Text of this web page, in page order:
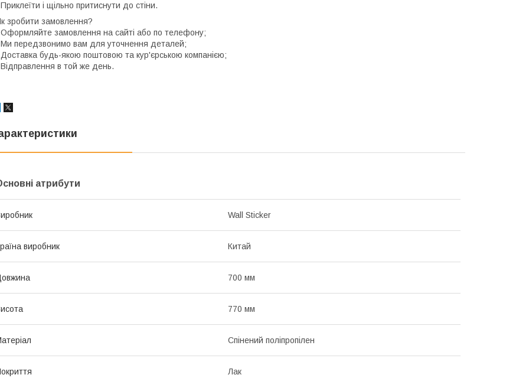
і щільно притиснути до стіни.
зробити замовлення?
замовлення на сайті або по телефону;
передзвонимо вам для уточнення деталей;
будь-якою поштовою та кур'єрською компанією;
в той же день.
атрибути
Wall Sticker
виробник Китай
700 мм
770 мм
Спінений поліпропілен
Лак